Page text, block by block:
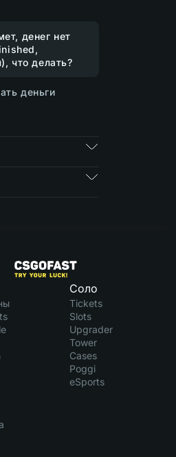
денег нет
что делать?
деньги
Соло
Tickets
Slots
Upgrader
Tower
Cases
Poggi
eSports